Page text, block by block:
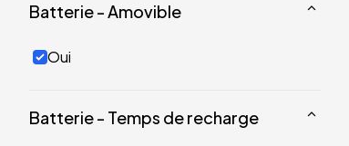
Batterie - Amovible
Oui
Batterie - Temps de recharge